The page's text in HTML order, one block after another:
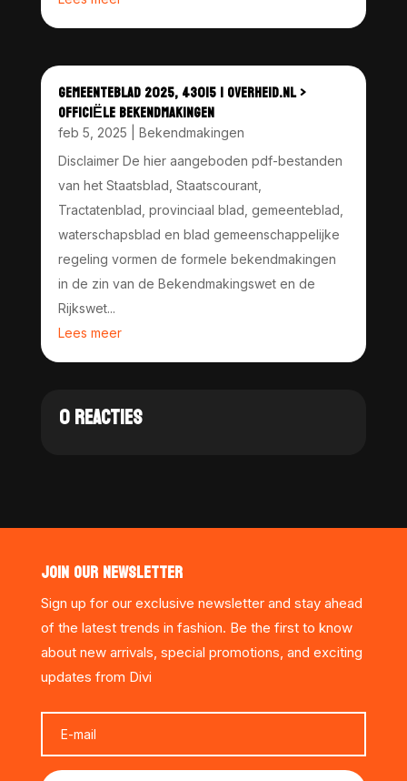
GEMEENTEBLAD 2025, 43015 | OVERHEID.NL >
OFFICIËLE BEKENDMAKINGEN
feb 5, 2025
Bekendmakingen
Disclaimer De hier aangeboden pdf-bestanden
van het Staatsblad, Staatscourant,
Tractatenblad, provinciaal blad, gemeenteblad,
waterschapsblad en blad gemeenschappelijke
regeling vormen de formele bekendmakingen
in de zin van de Bekendmakingswet en de
Rijkswet...
Lees meer
0 REACTIES
JOIN OUR NEWSLETTER
Sign up for our exclusive newsletter and stay ahead
of the latest trends in fashion. Be the first to know
about new arrivals, special promotions, and exciting
updates from Divi